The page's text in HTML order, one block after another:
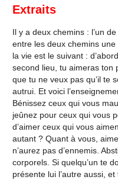
Extraits
Il y a deux chemins : l’un
entre les deux chemins
la vie est le suivant :
second lieu, tu aimeras ton
que tu ne veux pas qu’il te
autrui. Et voici
Bénissez ceux qui vous
jeûnez pour ceux qui vous
d’aimer ceux qui vous
autant ? Quant à vous,
n’aurez pas d’ennemis.
corporels. Si quelqu’un te
présente lui l’autre aussi,